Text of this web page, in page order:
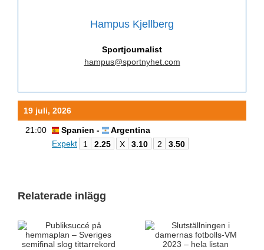
Hampus Kjellberg
Sportjournalist
hampus@sportnyhet.com
19 juli, 2026
21:00 Spanien -
Argentina
Expekt
1 2.25 X 3.10 2 3.50
Relaterade inlägg